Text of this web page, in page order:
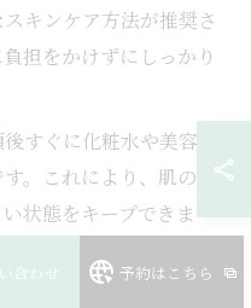
キンケア方法が推奨さ
担をかけずにしっかり
すぐに化粧水や美容液
。これにより、肌の水
状態をキープできま
もつながります。
合わせ 予約はこちら